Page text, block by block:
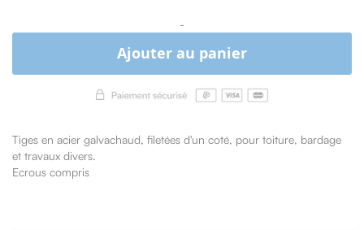
-
Ajouter au panier
Tiges en acier galvachaud, filetées d'un coté, pour toiture, bardage
et travaux divers.
Ecrous compris